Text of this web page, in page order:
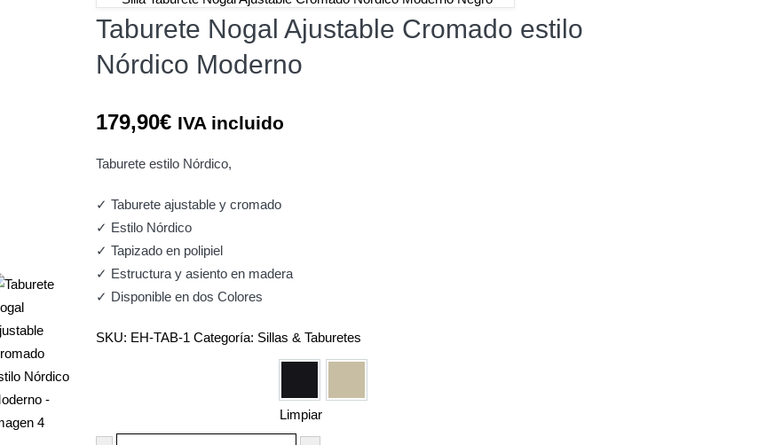
Taburete Nogal Ajustable Cromado estilo
Nórdico Moderno
179,90€ IVA incluido
Taburete estilo Nórdico,
✓ Taburete ajustable y cromado
✓ Estilo Nórdico
✓ Tapizado en polipiel
✓ Estructura y asiento en madera
✓ Disponible en dos Colores
SKU: EH-TAB-1 Categoría: Sillas & Taburetes
Limpiar